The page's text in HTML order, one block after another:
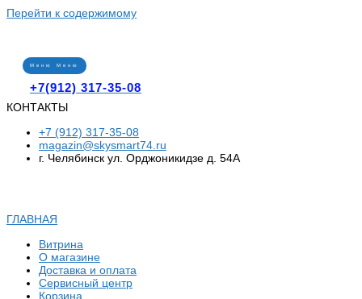
Перейти к содержимому
Меню Меню
+7(912) 317-35-08
КОНТАКТЫ
+7 (912) 317-35-08
magazin@skysmart74.ru
г. Челябинск ул. Орджоникидзе д. 54А
ГЛАВНАЯ
Витрина
О магазине
Доставка и оплата
Сервисный центр
Корзина